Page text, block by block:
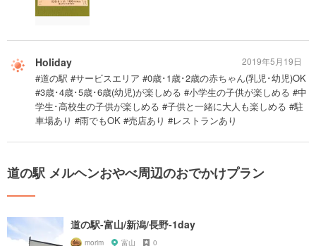
Holiday
#道の駅 #サービスエリア #0歳･1歳･2歳の赤ちゃん(乳児･幼児)OK
#3歳･4歳･5歳･6歳(幼児)が楽しめる #小学生の子供が楽しめる #中
学生･高校生の子供が楽しめる #子供と一緒に大人も楽しめる #駐
車場あり #雨でもOK #売店あり #レストランあり
2019年5月19日
道の駅 メルヘンおやべ周辺のおでかけプラン
道の駅-富山/新潟/長野-1day
morim 富山 0